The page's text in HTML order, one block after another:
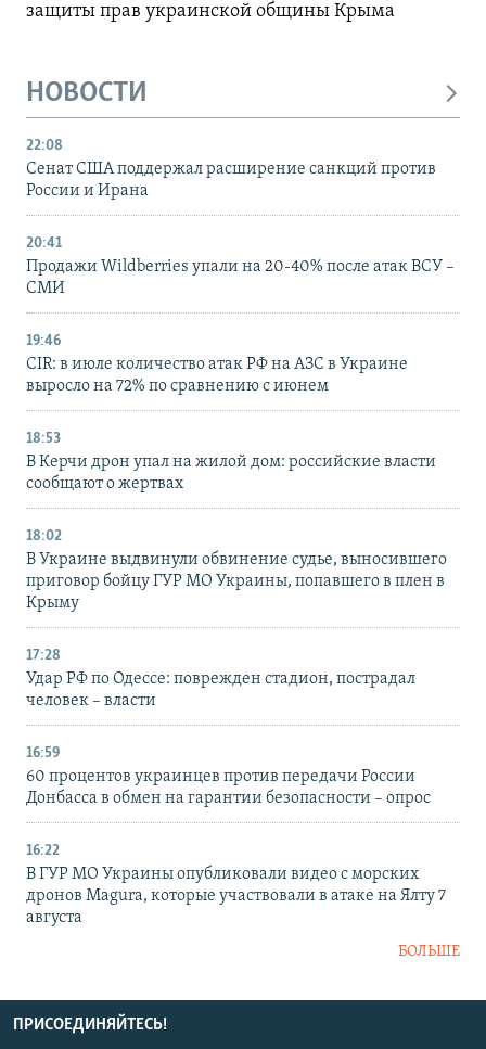
защиты прав украинской общины Крыма
НОВОСТИ
22:08
Сенат США поддержал расширение санкций против
России и Ирана
20:41
Продажи Wildberries упали на 20-40% после атак ВСУ –
СМИ
19:46
CIR: в июле количество атак РФ на АЗС в Украине
выросло на 72% по сравнению с июнем
18:53
В Керчи дрон упал на жилой дом: российские власти
сообщают о жертвах
18:02
В Украине выдвинули обвинение судье, выносившего
приговор бойцу ГУР МО Украины, попавшего в плен в
Крыму
17:28
Удар РФ по Одессе: поврежден стадион, пострадал
человек – власти
16:59
60 процентов украинцев против передачи России
Донбасса в обмен на гарантии безопасности – опрос
16:22
В ГУР МО Украины опубликовали видео с морских
дронов Magura, которые участвовали в атаке на Ялту 7
августа
БОЛЬШЕ
ПРИСОЕДИНЯЙТЕСЬ!